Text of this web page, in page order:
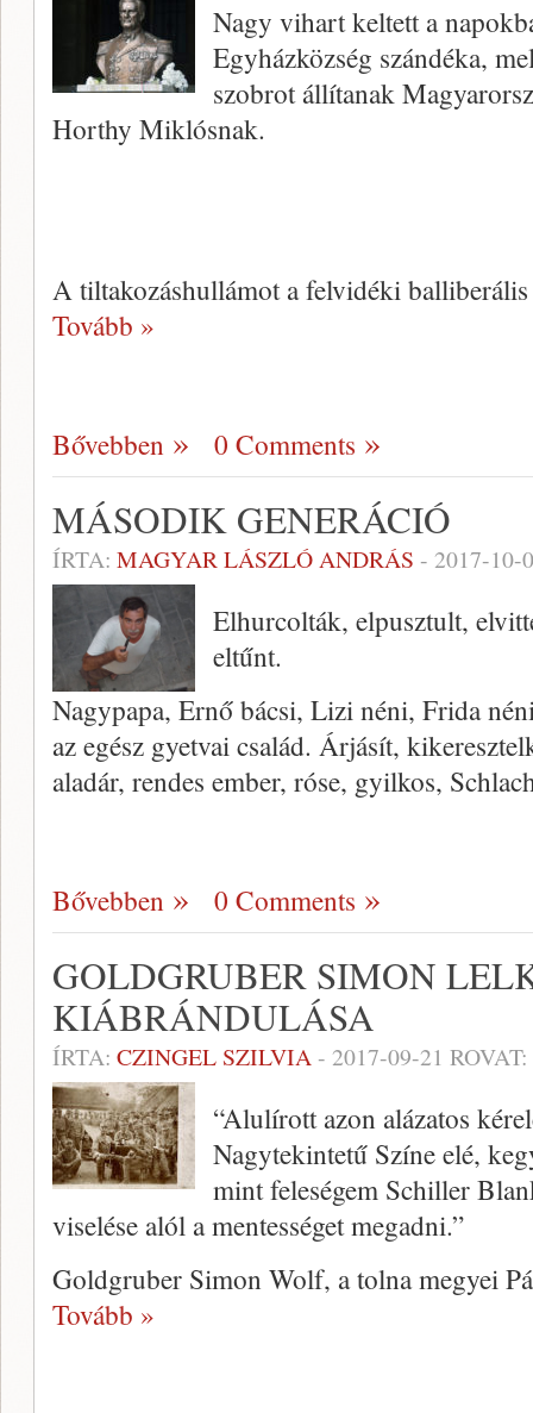
Nagy vihart keltett a
Egyházközség szándéka,
szobrot állítanak
Horthy Miklósnak.
A tiltakozáshullámot a felvidéki
Tovább »
Bővebben 0 Comments
MÁSODIK GENERÁCIÓ
ÍRTA: MAGYAR LÁSZLÓ ANDRÁS - 2017-10-
Elhurcolták, elpusztult,
eltűnt.
Nagypapa, Ernő bácsi, Lizi néni, Frida
az egész gyetvai család. Árjásít,
aladár, rendes ember, róse, gyilkos,
Bővebben 0 Comments
GOLDGRUBER SIMON
KIÁBRÁNDULÁSA
ÍRTA: CZINGEL SZILVIA- 2017-09-21 ROVAT:
“Alulírott azon alázatos
Nagytekintetű Színe elé,
mint feleségem Schiller
viselése alól a mentességet megadni.”
Goldgruber Simon Wolf, a tolna megyei
Tovább »